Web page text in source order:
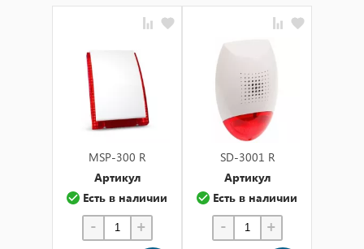
MSP-300 R
Артикул
Есть в наличии
- +
SD-3001 R
Артикул
Есть в наличии
- +